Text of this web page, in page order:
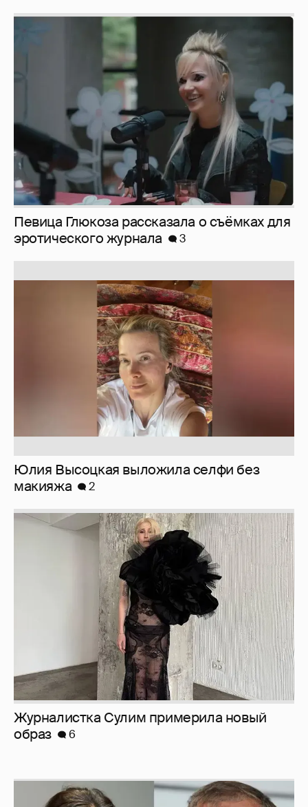
Певица Глюкоза рассказала о съёмках для
эротического журнала
3
Юлия Высоцкая выложила селфи без
макияжа
2
Журналистка Сулим примерила новый
образ
6